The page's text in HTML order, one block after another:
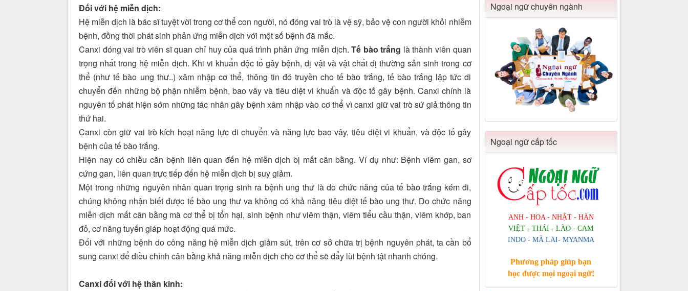
Đối với hệ miễn dịch:
Hệ miễn dịch là bác sĩ tuyệt vời trong cơ thể con người, nó đóng vai trò là vệ sỹ, bảo vệ con người khỏi nhiễm
bệnh, đồng thời phát sinh phản ứng miễn dịch với một số bệnh đã mắc.
Canxi đóng vai trò viên sĩ quan chỉ huy của quá trình phản ứng miễn dịch.Tế bào trắng là thành viên quan
trọng nhất trong hệ miễn dịch. Khi vi khuẩn độc tố gây bệnh, dị vật và vật chất dị thường sản sinh trong cơ
thể (như tế bào ung thư..) xâm nhập cơ thể, thông tin đó truyền cho tế bào trắng, tế bào trắng lập tức di
chuyển đến những bộ phận nhiễm bệnh, bao vây và tiêu diệt vi khuẩn và độc tố gây bệnh. Canxi chính là
nguyên tố phát hiện sớm những tác nhân gây bệnh xâm nhập vào cơ thể vì canxi giữ vai trò sứ giả thông tin
thứ hai.
Canxi còn giữ vai trò kích hoạt năng lực di chuyển và năng lực bao vây, tiêu diệt vi khuẩn, và độc tố gây
bệnh của tế bào trắng.
Hiện nay có chiều căn bệnh liên quan đến hệ miễn dịch bị mất cân bằng. Ví dụ như: Bệnh viêm gan, sơ
cứng gan, liên quan trực tiếp đến hệ miễn dịch bị suy giảm.
Một trong những nguyên nhân quan trọng sinh ra bệnh ung thư là do chức năng của tế bào trắng kém đi,
chúng không nhận biết được tế bào ung thư va không có khả năng tiêu diệt tế bào ung thư. Do chức năng
miễn dịch mất cân bằng mà cơ thể bị tổn hại, sinh bệnh như viêm thận, viêm tiểu cầu thận, viêm khớp, ban
đỏ, cơ năng tuyến giáp hoạt động quá mức.
Đối với những bệnh do công năng hệ miễn dịch giảm sút, trên cơ sở chữa trị bệnh nguyên phát, ta cần bổ
sung canxi để điều chỉnh cân bằng khả năng miễn dịch cho cơ thể sẽ đẩy lùi bệnh tật nhanh chóng.
Canxi đối với hệ thần kinh:
Ngoại ngữ chuyên ngành
Ngoại ngữ cấp tốc
ANH - HOA - NHẬT - HÀN
VIỆT - THÁI - LÀO - CAM
INDO - MÃ LAI- MYANMA
Phương pháp giúp bạn
học được mọi ngoại ngữ!